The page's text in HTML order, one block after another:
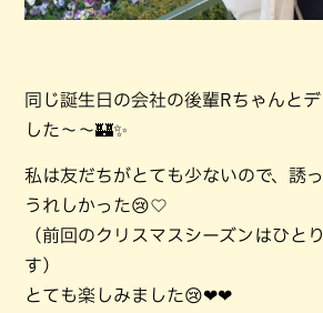
同じ誕生日の会社の後輩Rちゃんと
した～～🏰✨
私は友だちがとても少ないので、誘
うれしかった😢♡
（前回のクリスマスシーズンはひと
す）
とても楽しみました😢❤❤